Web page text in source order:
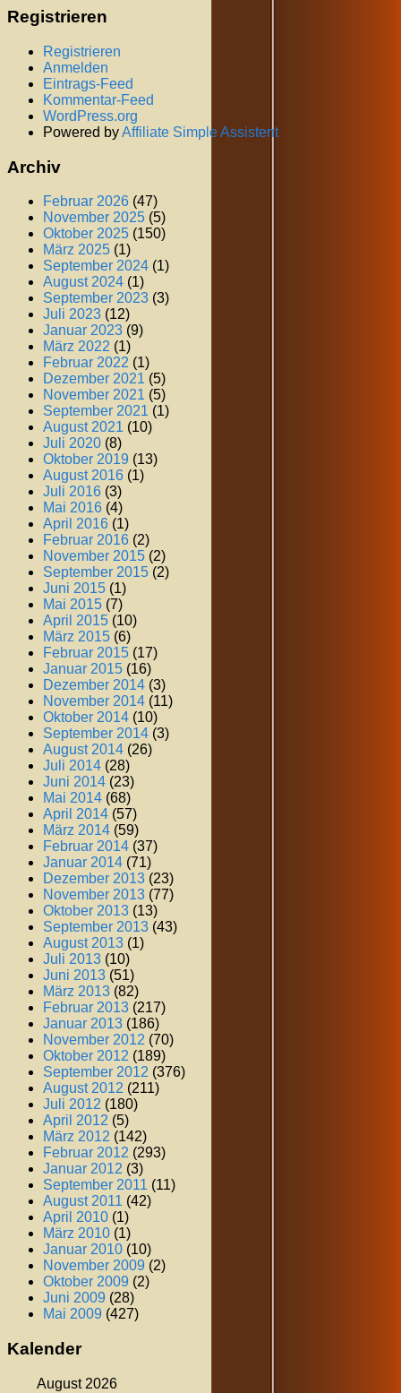
Registrieren
Registrieren
Anmelden
Eintrags-Feed
Kommentar-Feed
WordPress.org
Powered byAffiliate Simple Assistent
Archiv
Februar 2026 (47)
November 2025 (5)
Oktober 2025 (150)
März 2025 (1)
September 2024 (1)
August 2024 (1)
September 2023 (3)
Juli 2023 (12)
Januar 2023 (9)
März 2022 (1)
Februar 2022 (1)
Dezember 2021 (5)
November 2021 (5)
September 2021 (1)
August 2021 (10)
Juli 2020 (8)
Oktober 2019 (13)
August 2016 (1)
Juli 2016 (3)
Mai 2016 (4)
April 2016 (1)
Februar 2016 (2)
November 2015 (2)
September 2015 (2)
Juni 2015 (1)
Mai 2015 (7)
April 2015 (10)
März 2015 (6)
Februar 2015 (17)
Januar 2015 (16)
Dezember 2014 (3)
November 2014 (11)
Oktober 2014 (10)
September 2014 (3)
August 2014 (26)
Juli 2014 (28)
Juni 2014 (23)
Mai 2014 (68)
April 2014 (57)
März 2014 (59)
Februar 2014 (37)
Januar 2014 (71)
Dezember 2013 (23)
November 2013 (77)
Oktober 2013 (13)
September 2013 (43)
August 2013 (1)
Juli 2013 (10)
Juni 2013 (51)
März 2013 (82)
Februar 2013 (217)
Januar 2013 (186)
November 2012 (70)
Oktober 2012 (189)
September 2012 (376)
August 2012 (211)
Juli 2012 (180)
April 2012 (5)
März 2012 (142)
Februar 2012 (293)
Januar 2012 (3)
September 2011 (11)
August 2011 (42)
April 2010 (1)
März 2010 (1)
Januar 2010 (10)
November 2009 (2)
Oktober 2009 (2)
Juni 2009 (28)
Mai 2009 (427)
Kalender
August 2026